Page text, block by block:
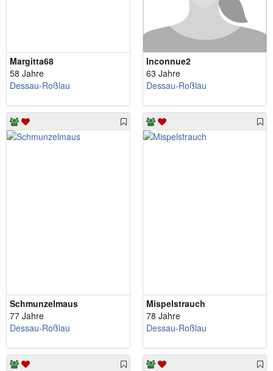
Margitta68
58 Jahre
Dessau-Roßlau
Inconnue2
63 Jahre
Dessau-Roßlau
Schmunzelmaus
77 Jahre
Dessau-Roßlau
Mispelstrauch
78 Jahre
Dessau-Roßlau